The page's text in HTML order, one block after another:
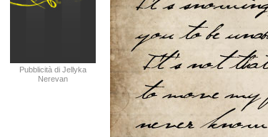
Pubblicità di Jellyka
Nerevan